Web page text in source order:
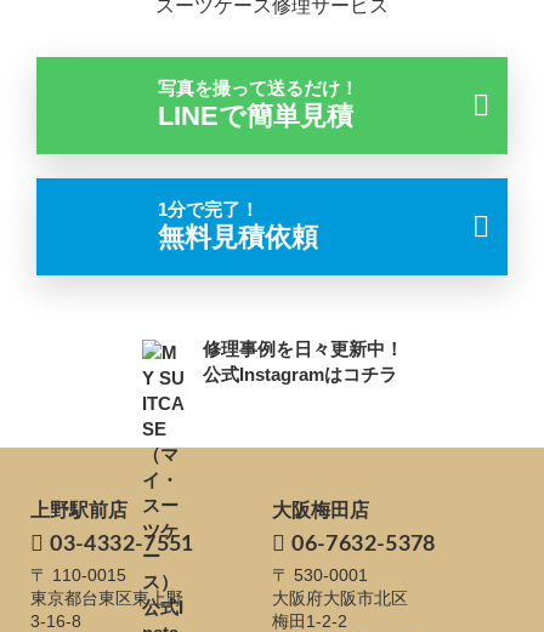
スーツケース修理サービス
写真を撮って送るだけ！
LINEで簡単見積
1分で完了！
無料見積依頼
修理事例を日々更新中！
公式Instagramはコチラ
上野駅前店
03-4332-7551
〒 110-0015
東京都台東区東上野
3-16-8
大阪梅田店
06-7632-5378
〒 530-0001
大阪府大阪市北区
梅田1-2-2